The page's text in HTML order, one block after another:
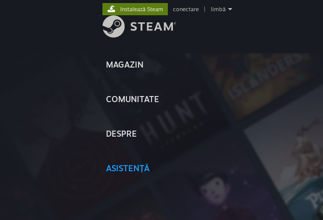
MAGAZIN
COMUNITATE
DESPRE
ASISTENȚĂ
Instalează Steam conectare limbă